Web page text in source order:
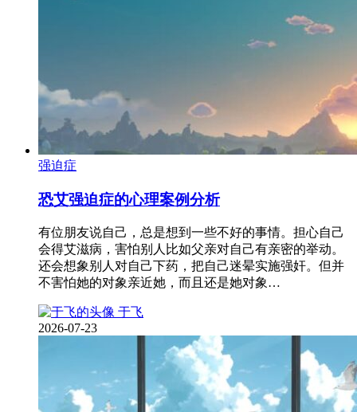
强迫症
恐艾强迫症的心理案例分析
有位朋友说自己，总是想到一些不好的事情。担心自己
会得艾滋病，害怕别人比如父亲对自己有亲密的举动。
还会想象别人对自己下药，把自己迷晕实施强奸。但并
不害怕她的对象亲近她，而且还是她对象…
于飞
2026-07-23